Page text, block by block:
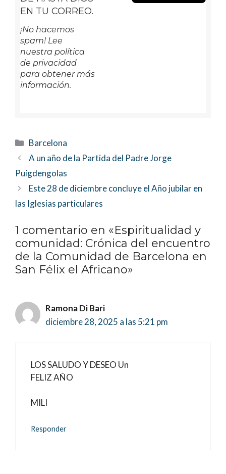
EN TU CORREO.
¡No hacemos
spam! Lee
nuestra política
de privacidad
para obtener más
información.
Categorías
Barcelona
A un año de la Partida del Padre Jorge
Puigdengolas
Este 28 de diciembre concluye el Año jubilar en
las Iglesias particulares
1 comentario en «Espiritualidad y
comunidad: Crónica del encuentro
de la Comunidad de Barcelona en
San Félix el Africano»
Ramona Di Bari
diciembre 28, 2025 a las 5:21 pm
LOS SALUDO Y DESEO Un
FELIZ AÑO
MILI
Responder